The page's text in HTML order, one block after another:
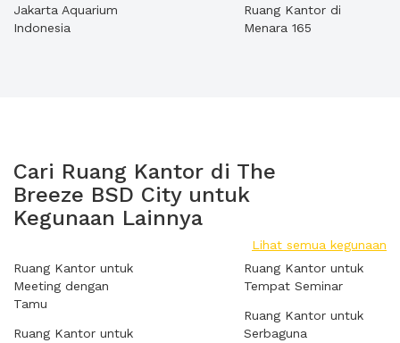
Jakarta Aquarium
Indonesia
Ruang Kantor di
Menara 165
Cari Ruang Kantor di The
Breeze BSD City untuk
Kegunaan Lainnya
Lihat semua kegunaan
Ruang Kantor untuk
Meeting dengan
Tamu
Ruang Kantor untuk
Ruang Kantor untuk
Tempat Seminar
Ruang Kantor untuk
Serbaguna